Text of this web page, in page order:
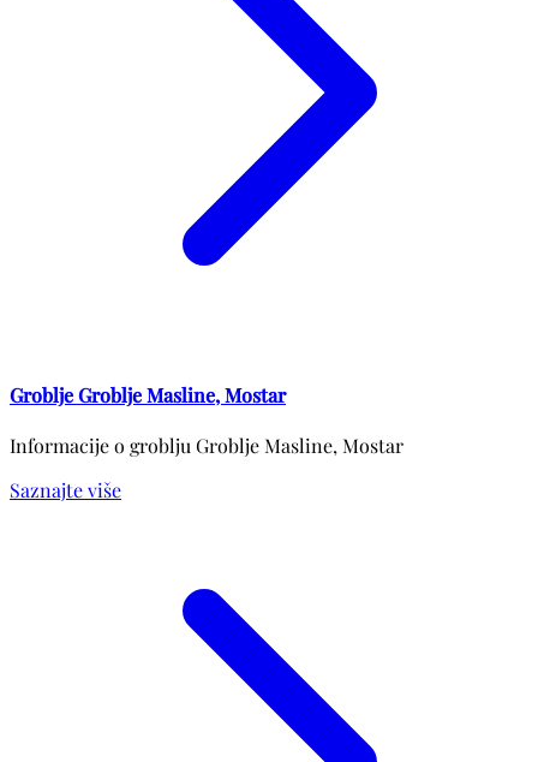
Groblje Groblje Masline, Mostar
Informacije o groblju Groblje Masline, Mostar
Saznajte više